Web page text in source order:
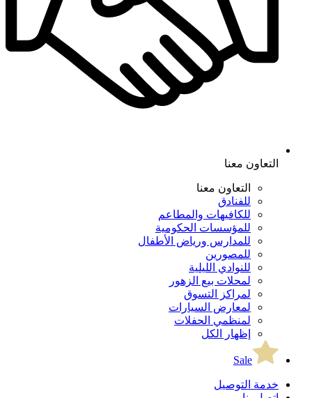
التعاون معنا
التعاون معنا
للفنادق
للكافيهات والمطاعم
للمؤسسات الحكومية
للمدارس ورياض الأطفال
للمصورين
للنوادي الليلية
لمحلات بيع الزهور
لمراكز التسوق
لمعارض السيارات
لمنظمي الحفلات
إظهار الكل
Sale
خدمة التوصيل